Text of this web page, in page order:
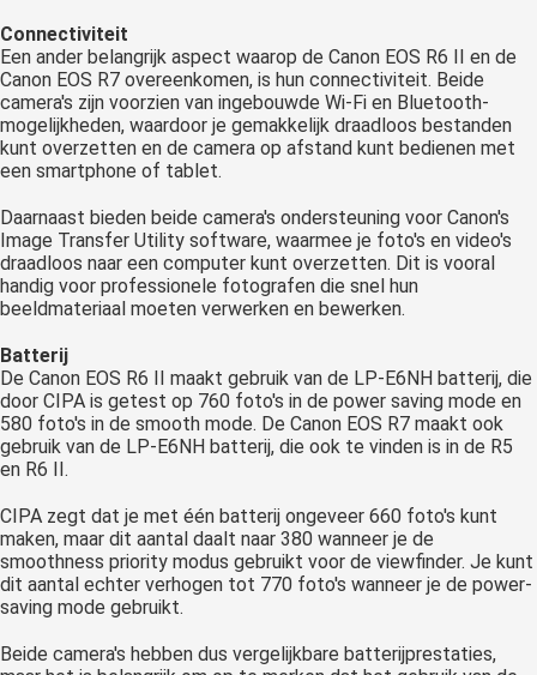
Connectiviteit
Een ander belangrijk aspect waarop de Canon EOS R6 II en de
Canon EOS R7 overeenkomen, is hun connectiviteit. Beide
camera's zijn voorzien van ingebouwde Wi-Fi en Bluetooth-
mogelijkheden, waardoor je gemakkelijk draadloos bestanden
kunt overzetten en de camera op afstand kunt bedienen met
een smartphone of tablet.
Daarnaast bieden beide camera's ondersteuning voor Canon's
Image Transfer Utility software, waarmee je foto's en video's
draadloos naar een computer kunt overzetten. Dit is vooral
handig voor professionele fotografen die snel hun
beeldmateriaal moeten verwerken en bewerken.
Batterij
De Canon EOS R6 II maakt gebruik van de LP-E6NH batterij, die
door CIPA is getest op 760 foto's in de power saving mode en
580 foto's in de smooth mode. De Canon EOS R7 maakt ook
gebruik van de LP-E6NH batterij, die ook te vinden is in de R5
en R6 II.
CIPA zegt dat je met één batterij ongeveer 660 foto's kunt
maken, maar dit aantal daalt naar 380 wanneer je de
smoothness priority modus gebruikt voor de viewfinder. Je kunt
dit aantal echter verhogen tot 770 foto's wanneer je de power-
saving mode gebruikt.
Beide camera's hebben dus vergelijkbare batterijprestaties,